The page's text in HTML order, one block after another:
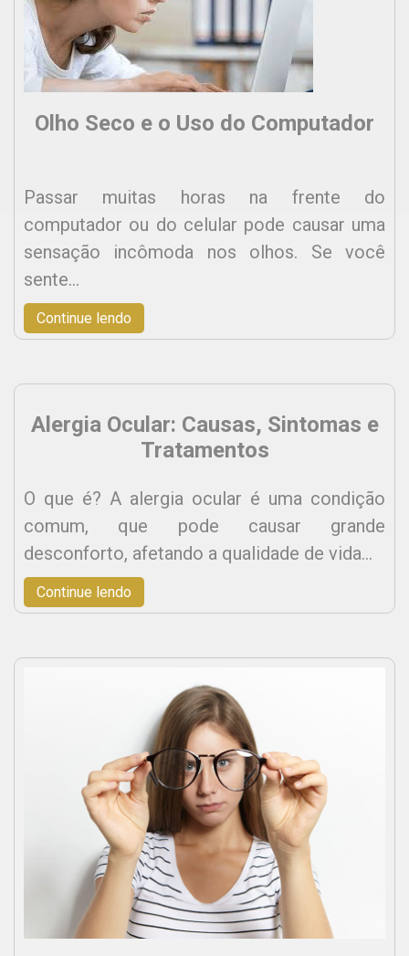
Olho Seco e o Uso do Computador
Passar muitas horas na frente do
computador ou do celular pode causar uma
sensação incômoda nos olhos. Se você
sente…
Continue lendo
Alergia Ocular: Causas, Sintomas e
Tratamentos
O que é? A alergia ocular é uma condição
comum, que pode causar grande
desconforto, afetando a qualidade de vida…
Continue lendo